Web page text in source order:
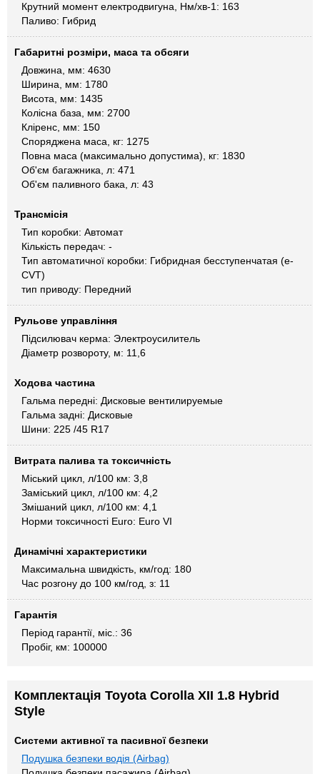
Крутний момент електродвигуна, Нм/хв-1: 163
Паливо: Гибрид
Габаритні розміри, маса та обсяги
Довжина, мм: 4630
Ширина, мм: 1780
Висота, мм: 1435
Колісна база, мм: 2700
Кліренс, мм: 150
Споряджена маса, кг: 1275
Повна маса (максимально допустима), кг: 1830
Об'єм багажника, л: 471
Об'єм паливного бака, л: 43
Трансмісія
Тип коробки: Автомат
Кількість передач: -
Тип автоматичної коробки: Гибридная бесступенчатая (e-
CVT)
тип приводу: Передний
Рульове управління
Підсилювач керма: Электроусилитель
Діаметр розвороту, м: 11,6
Ходова частина
Гальма передні: Дисковые вентилируемые
Гальма задні: Дисковые
Шини: 225 /45 R17
Витрата палива та токсичність
Міський цикл, л/100 км: 3,8
Заміський цикл, л/100 км: 4,2
Змішаний цикл, л/100 км: 4,1
Норми токсичності Euro: Euro VI
Динамічні характеристики
Максимальна швидкість, км/год: 180
Час розгону до 100 км/год, з: 11
Гарантія
Період гарантії, міс.: 36
Пробіг, км: 100000
Комплектація Toyota Corolla XII 1.8 Hybrid
Style
Системи активної та пасивної безпеки
Подушка безпеки водія (Airbag)